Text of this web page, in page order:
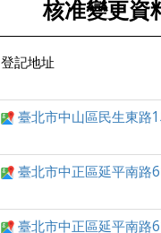
核准變更資
登記地址
臺北市中山區民生東路
臺北市中正區延平南路
臺北市中正區延平南路